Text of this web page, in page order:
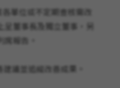
各單位或不定期查核需改
呈董事長及獨立董事，另
報告。
建議並追縱改善成果。